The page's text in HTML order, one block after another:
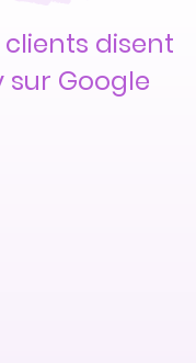
clients disent
sur Google